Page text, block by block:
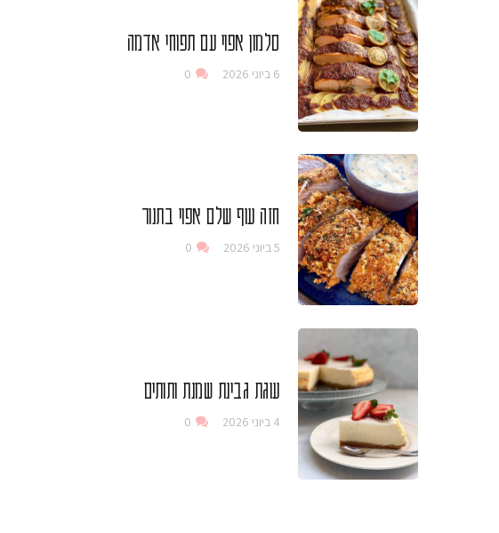
סלמון אפוי עם תפוחי אדמה
6 ביוני 2026 0
חזה עוף שלם אפוי בתנור
5 ביוני 2026 0
עוגת גבינת שמנת ותותים
4 ביוני 2026 0